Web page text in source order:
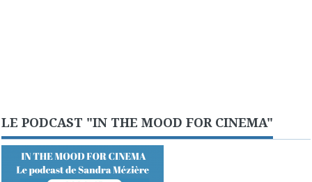
LE PODCAST "IN THE MOOD FOR CINEMA"